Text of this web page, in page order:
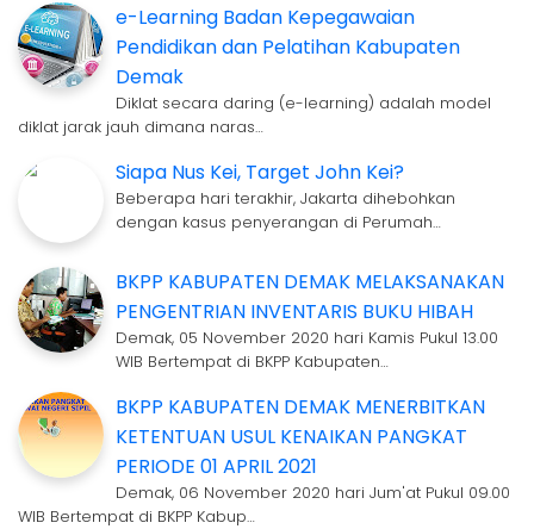
e-Learning Badan Kepegawaian
Pendidikan dan Pelatihan Kabupaten
Demak
Diklat secara daring (e-learning) adalah model
diklat jarak jauh dimana naras…
Siapa Nus Kei, Target John Kei?
Beberapa hari terakhir, Jakarta dihebohkan
dengan kasus penyerangan di Perumah…
BKPP KABUPATEN DEMAK MELAKSANAKAN
PENGENTRIAN INVENTARIS BUKU HIBAH
Demak, 05 November 2020 hari Kamis Pukul 13.00
WIB Bertempat di BKPP Kabupaten…
BKPP KABUPATEN DEMAK MENERBITKAN
KETENTUAN USUL KENAIKAN PANGKAT
PERIODE 01 APRIL 2021
Demak, 06 November 2020 hari Jum'at Pukul 09.00
WIB Bertempat di BKPP Kabup…